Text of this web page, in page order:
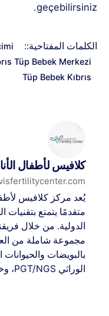
geçebilirsiniz.
الكلمات المفتاحية::
Tüp Bebek Merkezi
Tüp Bebek Kıbrıs
كلافيس لأطفال
يُعد مركز كلافيس
متقدمًا يتمتع بتقنيات
الدولية. من خلال
مجموعة شاملة من
بالبويضات والحيوانات
الوراثي PGT/NGS، وخدمات الأم البديلة.